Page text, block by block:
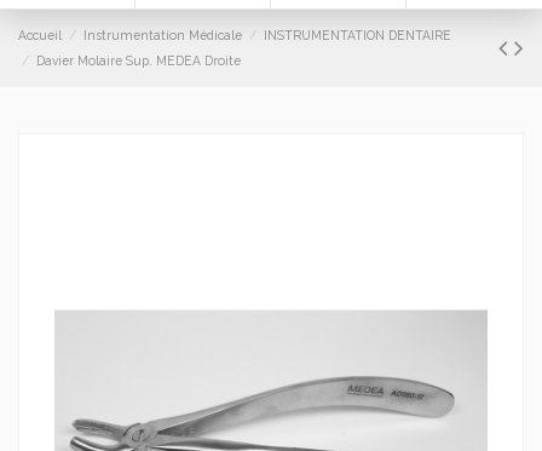
Accueil Instrumentation Médicale
INSTRUMENTATION DENTAIRE
Davier Molaire Sup. MEDEA Droite